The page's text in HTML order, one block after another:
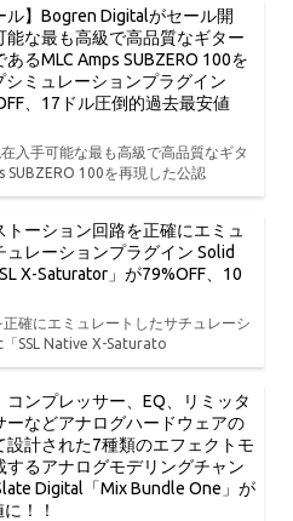
ル】Bogren Digitalがセール開
能な最も高級で高品質なギター
るMLC Amps SUBZERO 100を
ミュレーションプラグイン
、17ドル圧倒的過去最安値
入手可能な最も高級で高品質なギタ
SUBZERO 100を再現した公認
トーション回路を正確にエミュ
ュレーションプラグイン Solid
X-Saturator」が79%OFF、10
確にエミュレートしたサチュレーシ
SSL Native X-Saturato
コンプレッサー、EQ、リミッタ
ーなどアナログハードウェアの
設計された7種類のエフェクトモ
するアナログモデリングチャン
Digital「Mix Bundle One」が
！！